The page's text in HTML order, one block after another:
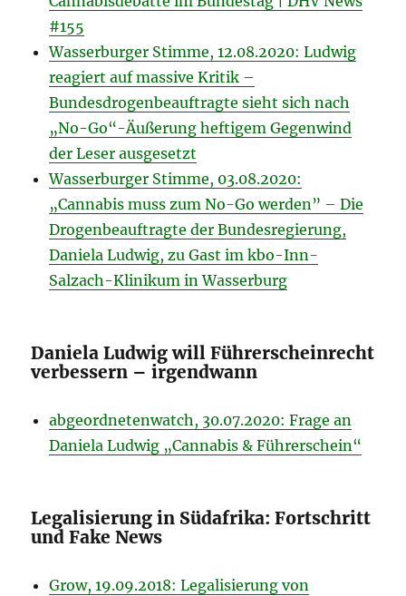
#155
Wasserburger Stimme, 12.08.2020: Ludwig
reagiert auf massive Kritik –
Bundesdrogenbeauftragte sieht sich nach
„No-Go“-Äußerung heftigem Gegenwind
der Leser ausgesetzt
Wasserburger Stimme, 03.08.2020:
„Cannabis muss zum No-Go werden” – Die
Drogenbeauftragte der Bundesregierung,
Daniela Ludwig, zu Gast im kbo-Inn-
Salzach-Klinikum in Wasserburg
Daniela Ludwig will Führerscheinrecht
verbessern – irgendwann
abgeordnetenwatch, 30.07.2020: Frage an
Daniela Ludwig „Cannabis & Führerschein“
Legalisierung in Südafrika: Fortschritt
und Fake News
Grow, 19.09.2018: Legalisierung von